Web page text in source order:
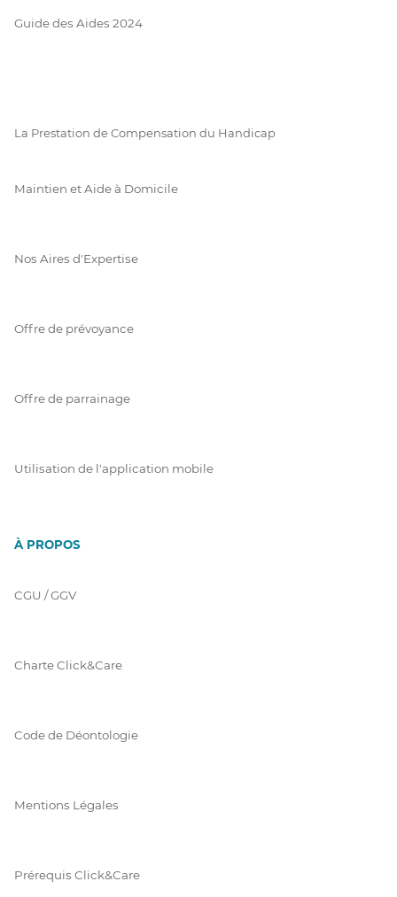
Guide des Aides 2024
La Prestation de Compensation du Handicap
Maintien et Aide à Domicile
Nos Aires d'Expertise
Offre de prévoyance
Offre de parrainage
Utilisation de l'application mobile
À PROPOS
CGU / GGV
Charte Click&Care
Code de Déontologie
Mentions Légales
Prérequis Click&Care